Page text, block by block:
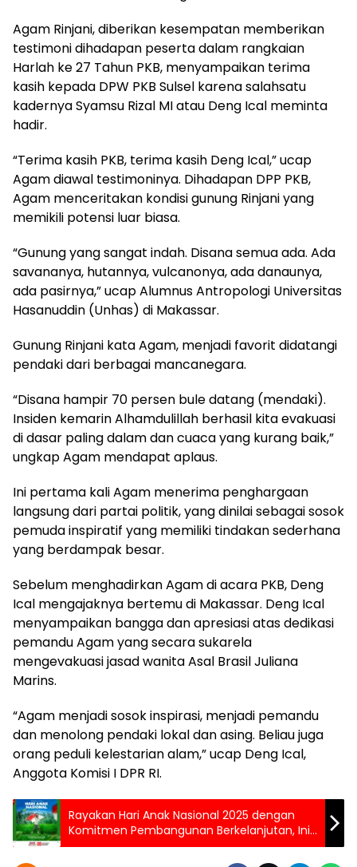
Agam Rinjani, diberikan kesempatan memberikan
testimoni dihadapan peserta dalam rangkaian
Harlah ke 27 Tahun PKB, menyampaikan terima
kasih kepada DPW PKB Sulsel karena salahsatu
kadernya Syamsu Rizal MI atau Deng Ical meminta
hadir.
“Terima kasih PKB, terima kasih Deng Ical,” ucap
Agam diawal testimoninya. Dihadapan DPP PKB,
Agam menceritakan kondisi gunung Rinjani yang
memikili potensi luar biasa.
“Gunung yang sangat indah. Disana semua ada. Ada
savananya, hutannya, vulcanonya, ada danaunya,
ada pasirnya,” ucap Alumnus Antropologi Universitas
Hasanuddin (Unhas) di Makassar.
Gunung Rinjani kata Agam, menjadi favorit didatangi
pendaki dari berbagai mancanegara.
“Disana hampir 70 persen bule datang (mendaki).
Insiden kemarin Alhamdulillah berhasil kita evakuasi
di dasar paling dalam dan cuaca yang kurang baik,”
ungkap Agam mendapat aplaus.
Ini pertama kali Agam menerima penghargaan
langsung dari partai politik, yang dinilai sebagai sosok
pemuda inspiratif yang memiliki tindakan sederhana
yang berdampak besar.
Sebelum menghadirkan Agam di acara PKB, Deng
Ical mengajaknya bertemu di Makassar. Deng Ical
menyampaikan bangga dan apresiasi atas dedikasi
pemandu Agam yang secara sukarela
mengevakuasi jasad wanita Asal Brasil Juliana
Marins.
“Agam menjadi sosok inspirasi, menjadi pemandu
dan menolong pendaki lokal dan asing. Beliau juga
orang peduli kelestarian alam,” ucap Deng Ical,
Anggota Komisi I DPR RI.
Rayakan Hari Anak Nasional 2025 dengan
Komitmen Pembangunan Berkelanjutan, Ini
Kata Bappeda Makassar